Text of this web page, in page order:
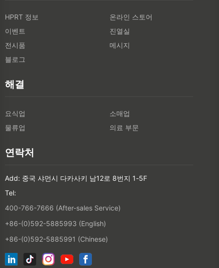
HPRT 정보
온라인 스토어
이벤트
진열실
전시품
메시지
블로그
해결
요식업
소매업
물류업
의료 부문
연락처
Add: 중국 샤먼시 다카사키 남12로 8번지 1-5F
Tel:
400-766-7666 (After-sales Service)
+86-(0)592-5885993 (English)
+86-(0)592-5885991 (Chinese)